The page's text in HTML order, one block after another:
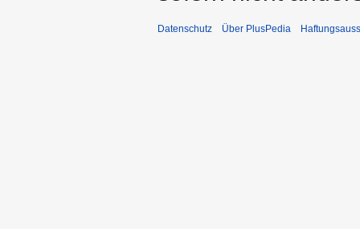
Datenschutz Über PlusPedia